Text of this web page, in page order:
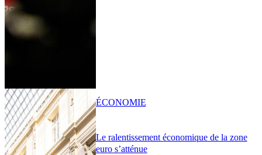
Le ralentissement économique de la zone
euro s’atténue
ÉCONOMIE